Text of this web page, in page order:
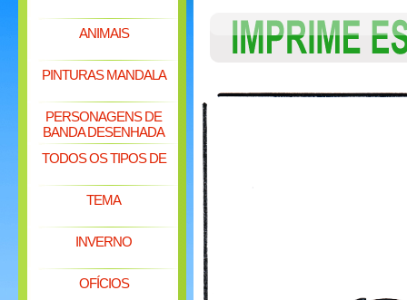
ANIMAIS
PINTURAS MANDALA
PERSONAGENS DE
BANDA DESENHADA
TODOS OS TIPOS DE
TEMA
INVERNO
OFÍCIOS